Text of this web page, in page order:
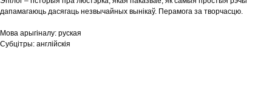
дапамагаюць дасягаць незвычайных вынікаў. Перамога за творчасцю.
Мова арыгіналу: руская
Субцітры: англійскія